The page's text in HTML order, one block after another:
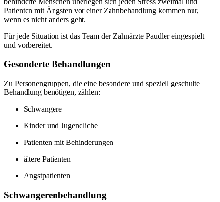
behinderte Menschen überlegen sich jeden Stress zweimal und
Patienten mit Ängsten vor einer Zahnbehandlung kommen nur,
wenn es nicht anders geht.
Für jede Situation ist das Team der Zahnärzte Paudler eingespielt
und vorbereitet.
Gesonderte Behandlungen
Zu Personengruppen, die eine besondere und speziell geschulte
Behandlung benötigen, zählen:
Schwangere
Kinder und Jugendliche
Patienten mit Behinderungen
ältere Patienten
Angstpatienten
Schwangerenbehandlung